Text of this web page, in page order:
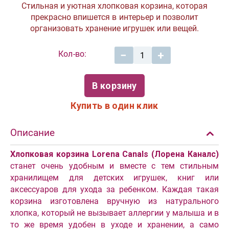
Стильная и уютная хлопковая корзина, которая
прекрасно впишется в интерьер и позволит
организовать хранение игрушек или вещей.
Кол-во: +
−
В корзину
Купить в один клик
Описание
Хлопковая корзина Lorena Canals (Лорена Каналс)
станет очень удобным и вместе с тем стильным
хранилищем для детских игрушек, книг или
аксессуаров для ухода за ребенком. Каждая такая
корзина изготовлена вручную из натурального
хлопка, который не вызывает аллергии у малыша и в
то же время удобен в уходе и хранении, а само